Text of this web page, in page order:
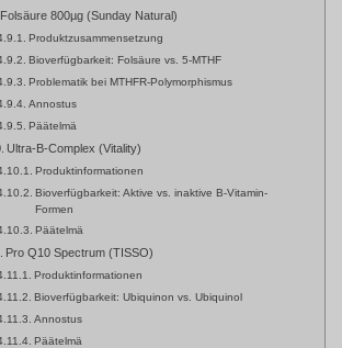
Folsäure 800µg (Sunday Natural)
Produktzusammensetzung
Bioverfügbarkeit: Folsäure vs. 5-MTHF
Problematik bei MTHFR-Polymorphismus
Annostus
Päätelmä
Ultra-B-Complex (Vitality)
Produktinformationen
Bioverfügbarkeit: Aktive vs. inaktive B-Vitamin-
Formen
Päätelmä
Pro Q10 Spectrum (TISSO)
Produktinformationen
Bioverfügbarkeit: Ubiquinon vs. Ubiquinol
Annostus
Päätelmä